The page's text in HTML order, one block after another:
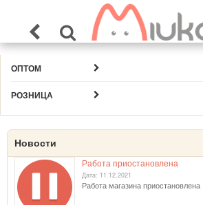
ОПТОМ
РОЗНИЦА
Новости
Работа приостановлена
Дата: 11.12.2021
Работа магазина приостановлена